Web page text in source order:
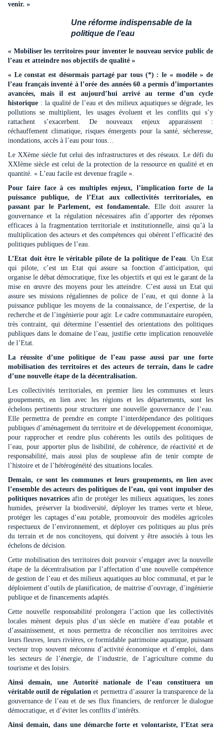
venir. »
Une réforme indispensable de la
politique de l’eau
« Mobiliser les territoires pour inventer le nouveau service public de
l’eau et atteindre nos objectifs de qualité »
« Le constat est désormais partagé par tous (*) : le « modèle » de
l’eau français inventé à l’orée des années 60 a permis d’importantes
avancées, mais il est aujourd’hui arrivé au terme d’un cycle
historique : la qualité de l’eau et des milieux aquatiques se dégrade, les
pollutions se multiplient, les usages évoluent et les conflits qui s’y
rattachent s’exacerbent. De nouveaux enjeux apparaissent :
réchauffement climatique, risques émergents pour la santé, sécheresse,
inondations, accès à l’eau pour tous…
Le XXème siècle fut celui des infrastructures et des réseaux. Le défi du
XXIème siècle est celui de la protection de la ressource en qualité et en
quantité. « L’eau facile est devenue fragile ».
Pour faire face à ces multiples enjeux, l’implication forte de la
puissance publique, de l’Etat aux collectivités territoriales, en
passant par le Parlement, est fondamentale.
Elle doit assurer la
gouvernance et la régulation nécessaires afin d’apporter des réponses
efficaces à la fragmentation territoriale et institutionnelle, ainsi qu’à la
multiplication des acteurs et des compétences qui obèrent l’efficacité des
politiques publiques de l’eau.
L’Etat doit être le véritable pilote de la politique de l’eau. Un Etat
qui pilote, c’est un Etat qui assure sa fonction d’anticipation, qui
organise le débat démocratique, fixe les objectifs et qui est le garant de la
mise en œuvre des moyens pour les atteindre. C’est aussi un Etat qui
assure ses missions régaliennes de police de l’eau, et qui donne à la
puissance publique les moyens de la connaissance, de l’expertise, de la
recherche et de l’ingénierie pour agir. Le cadre communautaire européen,
très contraint, qui détermine l’essentiel des orientations des politiques
publiques dans le domaine de l’eau, justifie cette implication renouvelée
de l’Etat.
La réussite d’une politique de l’eau passe aussi par une forte
mobilisation des territoires et des acteurs de terrain, dans le cadre
d’une nouvelle étape de la décentralisation.
Les collectivités territoriales, en premier lieu les communes et leurs
groupements, en lien avec les régions et les départements, sont les
échelons pertinents pour structurer une nouvelle gouvernance de l’eau.
Elle permettra de prendre en compte l’interdépendance des politiques
publiques d’aménagement du territoire et de développement économique,
pour rapprocher et rendre plus cohérents les outils des politiques de
l’eau, pour apporter plus de lisibilité, de cohérence, de réactivité et de
responsabilité, mais aussi plus de souplesse afin de tenir compte de
l’histoire et de l’hétérogénéité des situations locales.
Demain, ce sont les communes et leurs groupements, en lien avec
l’ensemble des acteurs des politiques de l’eau, qui vont impulser des
politiques novatrices afin de protéger les milieux aquatiques, les zones
humides, préserver la biodiversité, déployer les trames verte et bleue,
protéger les captages d’eau potable, promouvoir des modèles agricoles
respectueux de l’environnement, et déployer ces politiques au plus près
du terrain et de nos concitoyens, qui doivent y être associés à tous les
échelons de décision.
Cette mobilisation des territoires doit pouvoir s’engager avec la nouvelle
étape de la décentralisation par l’affectation d’une nouvelle compétence
de gestion de l’eau et des milieux aquatiques au bloc communal, et par le
déploiement d’outils de planification, de maitrise d’ouvrage, d’ingénierie
publique et de financements adaptés.
Cette nouvelle responsabilité prolongera l’action que les collectivités
locales mènent depuis plus d’un siècle en matière d’eau potable et
d’assainissement, et nous permettra de réconcilier nos territoires avec
leurs fleuves, leurs rivières, ce formidable patrimoine aquatique, puissant
vecteur trop souvent méconnu d’activité économique et d’emploi, dans
les secteurs de l’énergie, de l’industrie, de l’agriculture comme du
tourisme et des loisirs.
Ainsi demain, une
Autorité nationale de l’eau constituera un
véritable outil de régulation et permettra d’assurer la transparence de la
gouvernance de l’eau et de ses flux financiers, de renforcer le dialogue
démocratique, et d’éviter les conflits d’intérêts.
Ainsi demain, dans une démarche forte et volontariste, l’Etat sera